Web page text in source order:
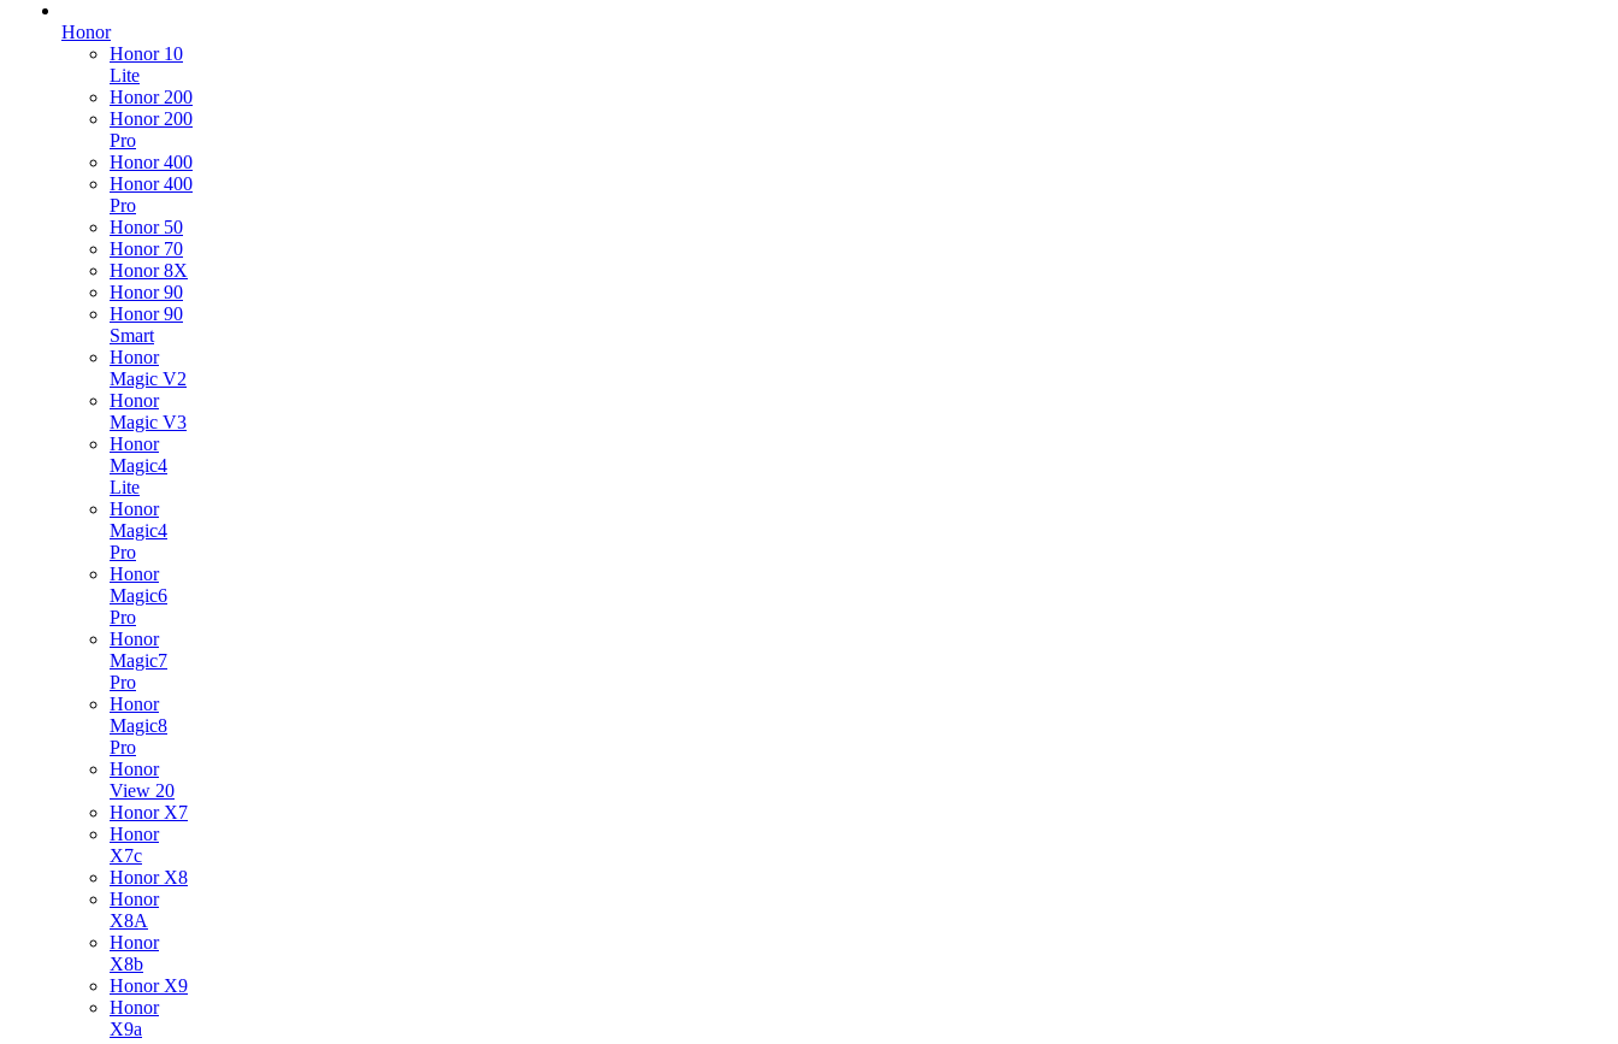
Honor
Honor 10
Lite
Honor 200
Honor 200
Pro
Honor 400
Honor 400
Pro
Honor 50
Honor 70
Honor 8X
Honor 90
Honor 90
Smart
Honor
Magic V2
Honor
Magic V3
Honor
Magic4
Lite
Honor
Magic4
Pro
Honor
Magic6
Pro
Honor
Magic7
Pro
Honor
Magic8
Pro
Honor
View 20
Honor X7
Honor
X7c
Honor X8
Honor
X8A
Honor
X8b
Honor X9
Honor
X9a